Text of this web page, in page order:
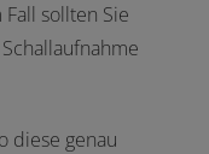
sollten Sie
diese genau